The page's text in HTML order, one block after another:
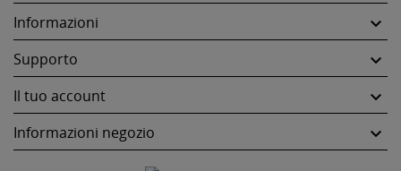
Informazioni 
Supporto 
Il tuo account 
Informazioni negozio 